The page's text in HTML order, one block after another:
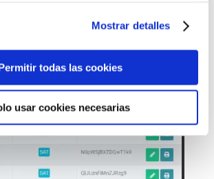
Mostrar detalles
todas las cookies
usar cookies necesarias